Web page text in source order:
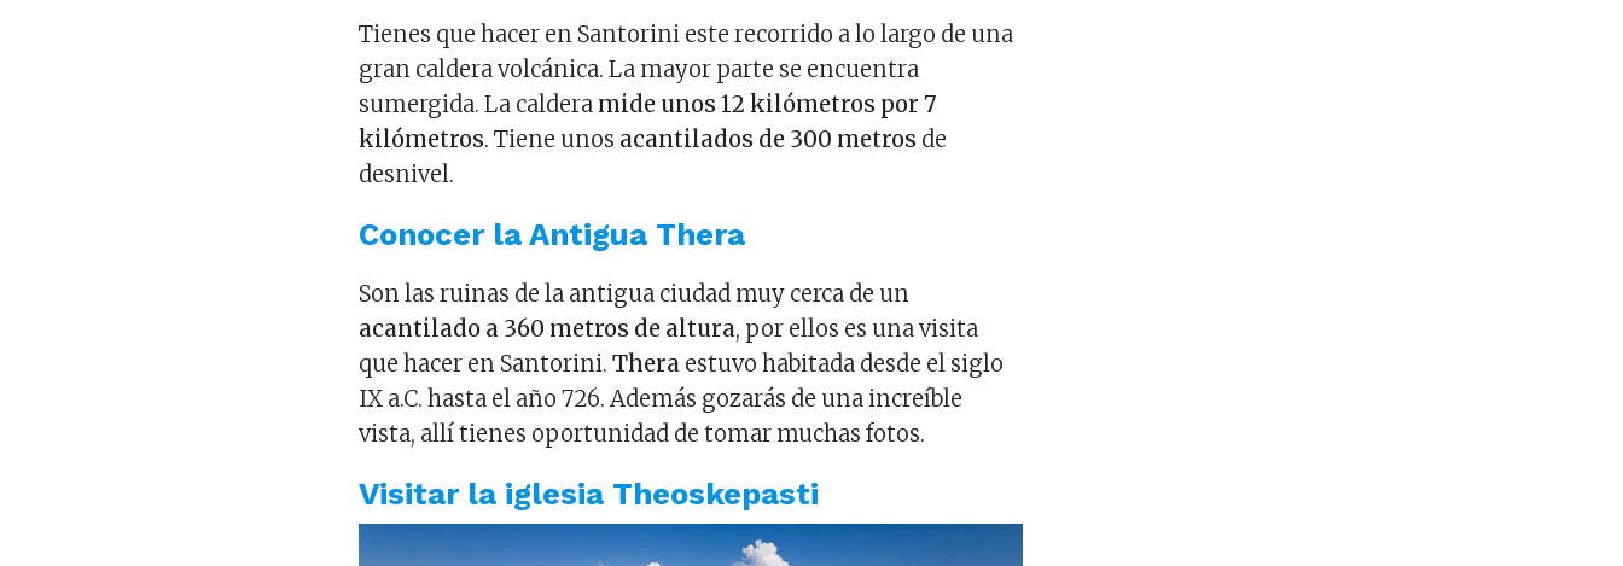
Tienes que hacer en Santorini este recorrido a lo largo de una
gran caldera volcánica. La mayor parte se encuentra
sumergida. La caldera mide unos 12 kilómetros por 7
kilómetros. Tiene unos acantilados de 300 metros de
desnivel.
Conocer la Antigua Thera
Son las ruinas de la antigua ciudad muy cerca de un
acantilado a 360 metros de altura, por ellos es una visita
que hacer en Santorini.Thera estuvo habitada desde el siglo
IX a.C. hasta el año 726. Además gozarás de una increíble
vista, allí tienes oportunidad de tomar muchas fotos.
Visitar la iglesia Theoskepasti